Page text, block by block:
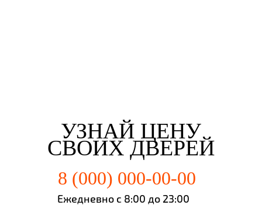
УЗНАЙ ЦЕНУ
СВОИХ ДВЕРЕЙ
8 (000) 000-00-00
Ежедневно с 8:00 до 23:00